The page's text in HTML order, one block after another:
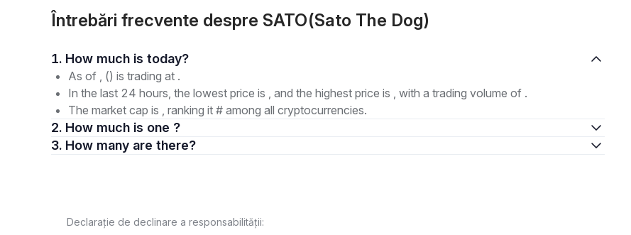
Întrebări frecvente despre SATO(Sato The Dog)
1. How much is today?
As of , () is trading at .
In the last 24 hours, the lowest price is , and the highest price is , with a trading volume of .
The market cap is , ranking it # among all cryptocurrencies.
2. How much is one ?
3. How many are there?
Declarație de declinare a responsabilității: